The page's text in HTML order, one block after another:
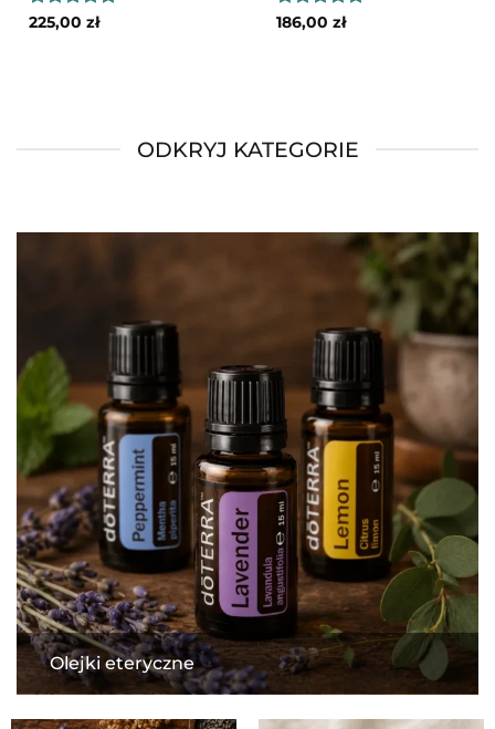
Oceniono
225,00zł
Oceniono
186,00zł
ODKRYJ KATEGORIE
Olejki eteryczne